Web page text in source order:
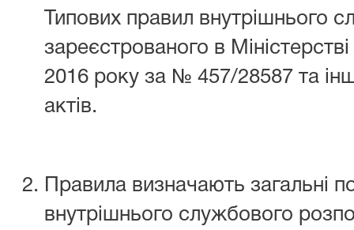
Типових правил внутрішнього
зареєстрованого в
2016 року за № 457/28587 та
актів.
Правила визначають загальні
внутрішнього службового